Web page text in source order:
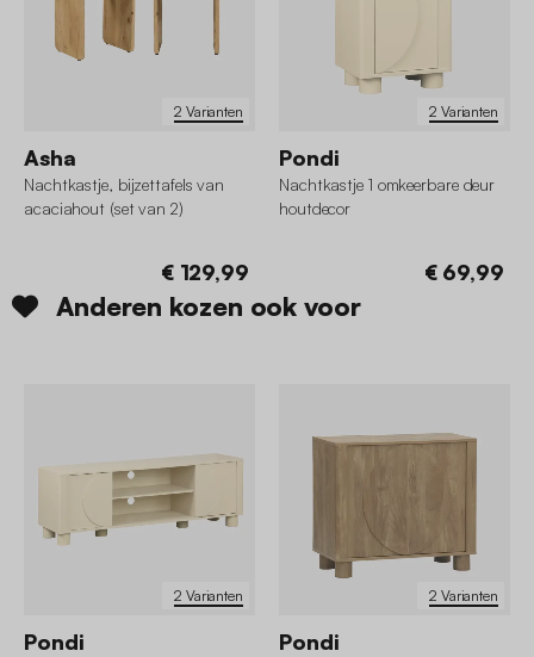
2 Varianten
Asha
Nachtkastje, bijzettafels van
acaciahout (set van 2)
€ 129,99
2 Varianten
Pondi
Nachtkastje 1 omkeerbare deur
houtdecor
€ 69,99
Anderen kozen ook voor
2 Varianten
Pondi
2 Varianten
Pondi